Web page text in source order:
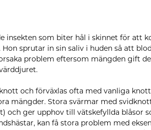
insekten som biter hål i skinnet för att
sprutar in sin saliv i huden så att
problem eftersom mängden gift
och förväxlas ofta med vanliga
mängder. Stora svärmar med
och ger upphov till vätskefyllda blåsor
kan få stora problem med